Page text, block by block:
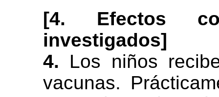
[4. Efectos
investigados]
4. Los niños
vacunas.